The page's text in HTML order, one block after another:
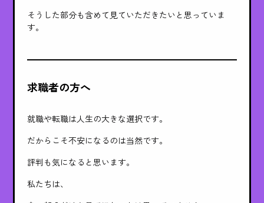
そうした部分も含めて見ていただきたいと思っていま
す。
求職者の方へ
就職や転職は人生の大きな選択です。
だからこそ不安になるのは当然です。
評判も気になると思います。
私たちは、